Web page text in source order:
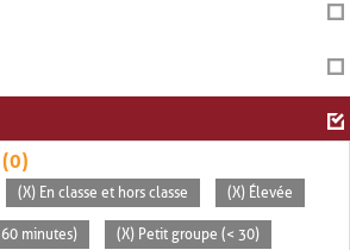
(0)
(X) En classe et hors classe (X) Élevée
minutes) (X) Petit groupe (< 30)